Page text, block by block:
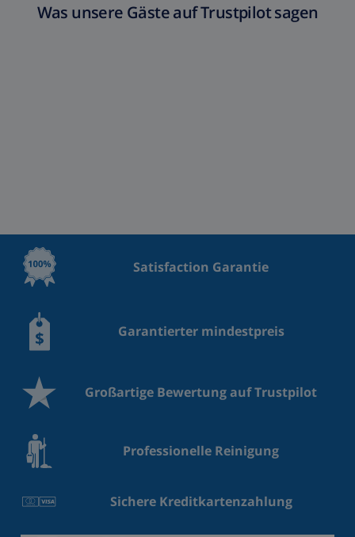
Was unsere Gäste auf Trustpilot sagen
Satisfaction Garantie
Garantierter mindestpreis
Großartige Bewertung auf Trustpilot
Professionelle Reinigung
Sichere Kreditkartenzahlung